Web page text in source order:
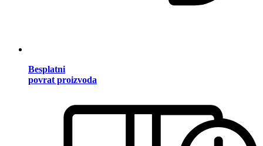
Besplatni
povrat proizvoda